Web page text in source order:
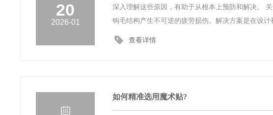
20
2026-01
深入理解这些原因，有助于从根本上预防和解决。
钩毛结构产生不可逆的疲劳损伤。解决方案是在设
查看详情
如何精准选用魔术贴?